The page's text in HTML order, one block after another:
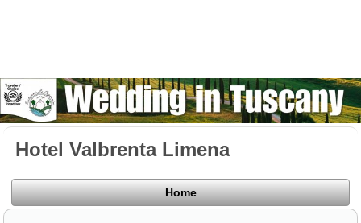
Hotel Valbrenta Limena
Home